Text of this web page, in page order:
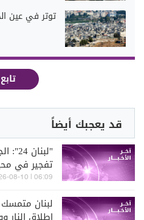
توتر في عين
تابع
قد يعجبك أيضاً
تفجير في
06:09 | 2026-08-10
لبنان متمسك